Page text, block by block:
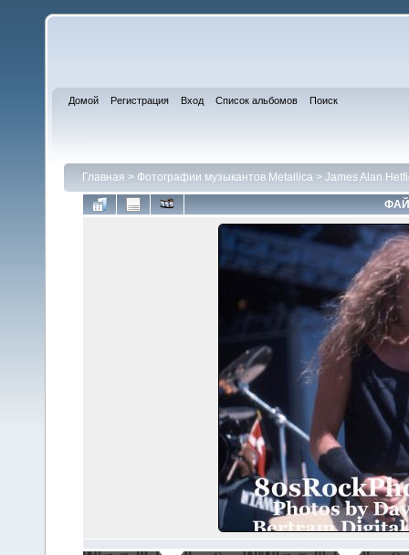
Домой Регистрация Вход Список альбомов Поиск
Главная > Фотографии музыкантов Metallica > James Alan